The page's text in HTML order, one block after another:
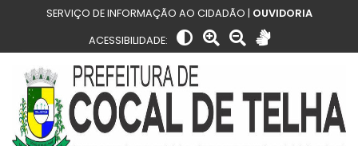
SERVIÇO DE INFORMAÇÃO AO CIDADÃO | OUVIDORIA
ACESSIBILIDADE: